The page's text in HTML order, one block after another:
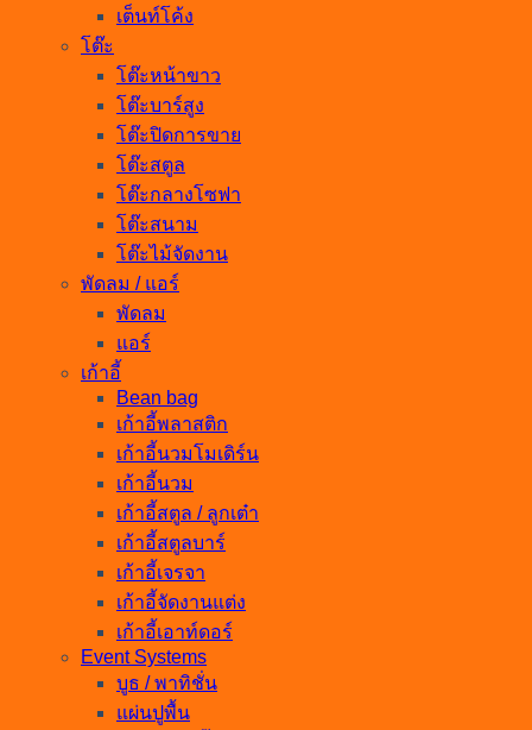
เต็นท์โค้ง
โต๊ะ
โต๊ะหน้าขาว
โต๊ะบาร์สูง
โต๊ะปิดการขาย
โต๊ะสตูล
โต๊ะกลางโซฟา
โต๊ะสนาม
โต๊ะไม้จัดงาน
พัดลม / แอร์
พัดลม
แอร์
เก้าอี้
Bean bag
เก้าอี้พลาสติก
เก้าอี้นวมโมเดิร์น
เก้าอี้นวม
เก้าอี้สตูล / ลูกเต๋า
เก้าอี้สตูลบาร์
เก้าอี้เจรจา
เก้าอี้จัดงานแต่ง
เก้าอี้เอาท์ดอร์
Event Systems
บูธ / พาทิชั่น
แผ่นปูพื้น